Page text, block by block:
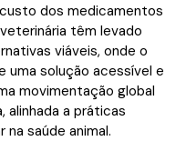
dos medicamentos
têm levado
viáveis, onde o
uma solução acessível e
movimentação global
alinhada a práticas
saúde animal.